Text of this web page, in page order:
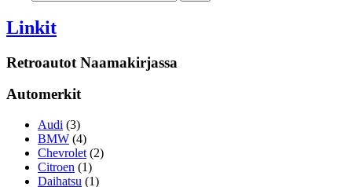
Linkit
Retroautot Naamakirjassa
Automerkit
Audi (3)
BMW (4)
Chevrolet (2)
Citroen (1)
Daihatsu (1)